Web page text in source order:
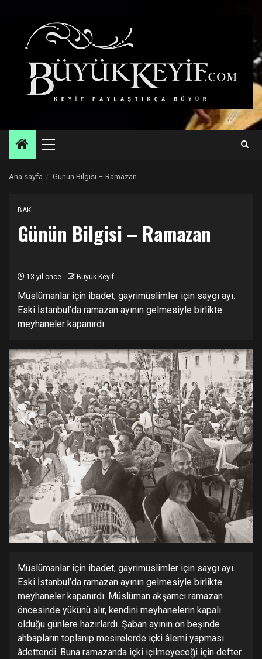
Primary
Ana sayfa Günün Bilgisi – Ramazan
BAK
Günün Bilgisi – Ramazan
13 yıl önce Büyük Keyif
Müslümanlar için ibadet, gayrimüslimler için saygı ayı.
Eski İstanbul’da ramazan ayının gelmesiyle birlikte
meyhaneler kapanırdı.
Müslümanlar için ibadet, gayrimüslimler için saygı ayı.
Eski İstanbul’da ramazan ayının gelmesiyle birlikte
meyhaneler kapanırdı. Müslüman akşamcı ramazan
öncesinde yükünü alır, kendini meyhanelerin kapalı
olduğu günlere hazırlardı. Şaban ayının on beşinde
ahbapların toplanıp mesirelerde içki âlemi yapması
âdettendi. Buna ramazanda içki içilmeyeceği için defter